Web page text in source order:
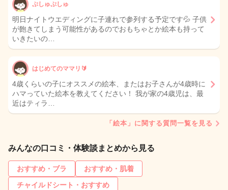
ぷしゅぷしゅ
明日ナイトウエディングに子連れで参列する予定です💦 子供
が飽きてしまう可能性があるのでおもちゃとか絵本も持って
いきたいの…
はじめてのママリ🔰
4歳くらいの子にオススメの絵本、またはお子さんが4歳時に
ハマっていた絵本を教えてください！ 我が家の4歳児は、最
近はティラ…
「絵本」に関する質問一覧を見る
みんなの口コミ・体験談まとめから見る
おすすめ・ブラ
おすすめ・肌着
チャイルドシート・おすすめ